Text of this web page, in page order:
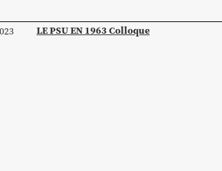
LE PSU EN 1963 Colloque